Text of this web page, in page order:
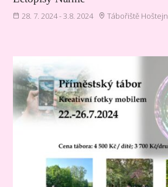
28. 7. 2024 - 3.8. 2024 Tábořiště Hoštejn